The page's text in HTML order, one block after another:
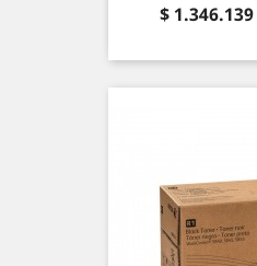
Precio
$ 1.346.139